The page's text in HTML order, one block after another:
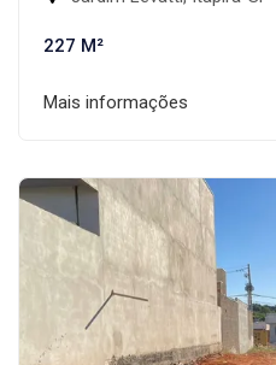
227 M²
Mais informações